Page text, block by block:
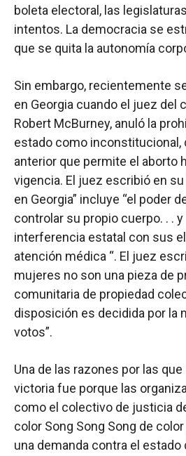
boleta electoral, las
intentos. La democracia se
que se quita la autonomía
Sin embargo, recientemente
en Georgia cuando el juez del
Robert McBurney, anuló la
estado como inconstitucional,
anterior que permite el aborto
vigencia. El juez escribió en
en Georgia” incluye “el poder
controlar su propio cuerpo. . .
interferencia estatal con sus
atención médica “. El juez
mujeres no son una pieza de
comunitaria de propiedad
disposición es decidida por la
votos”.
Una de las razones por las
victoria fue porque las
como el colectivo de justicia
color Song Song Song de
una demanda contra el estado